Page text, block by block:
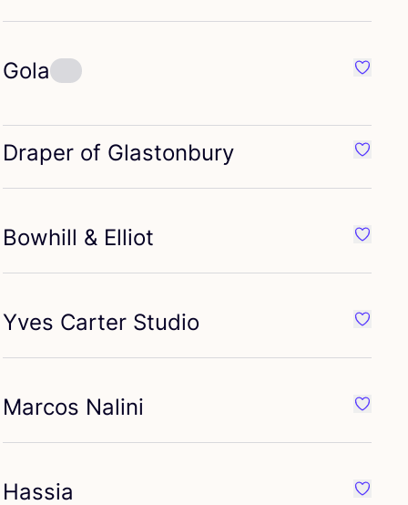
{naam}
Gola
{naam}
Draper of Glastonbury
{naam}
Bowhill &Elliot
{naam}
Yves Carter Studio
{naam}
Marcos Nalini
{naam}
Hassia